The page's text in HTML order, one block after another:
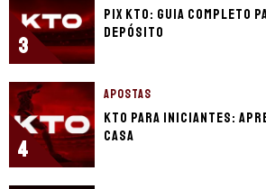
3
Pix KTO: guia completo
depósito
4
APOSTAS
KTO para iniciantes:
casa